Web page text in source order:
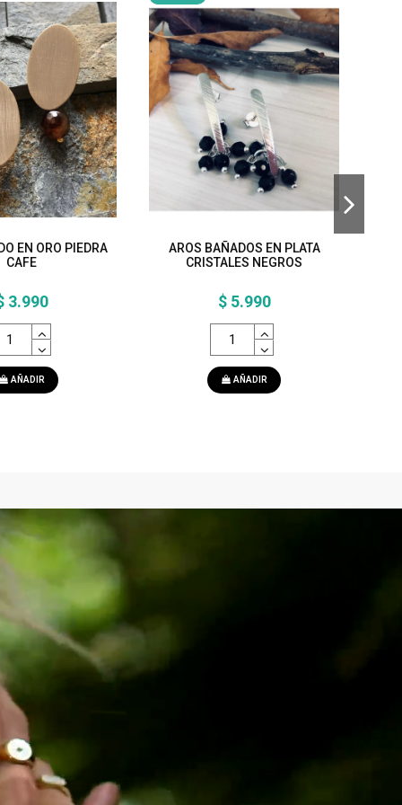
EN ORO PIEDRA
CAFE
3.990
AÑADIR
AROS BAÑADOS EN PLATA
CRISTALES NEGROS
$ 5.990
AÑADIR